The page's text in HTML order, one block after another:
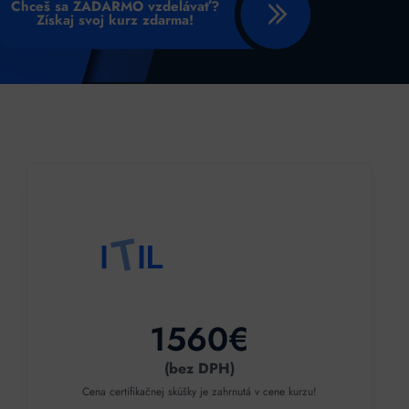
Chceš sa ZADARMO vzdelávať?
Získaj svoj kurz zdarma!
1560€
(bez DPH)
Cena certifikačnej skúšky je zahrnutá v cene kurzu!